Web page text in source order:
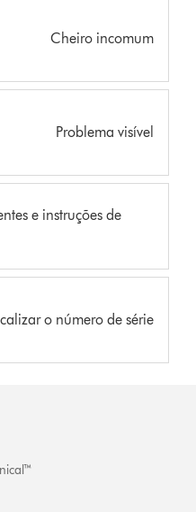
Cheiro incomum
Problema visível
e instruções de
o número de série